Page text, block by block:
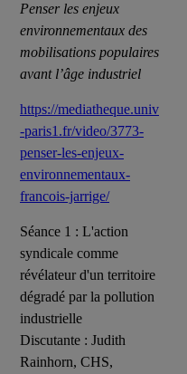
Penser les enjeux
environnementaux des
mobilisations populaires
avant l’âge industriel
https://mediatheque.univ
-paris1.fr/video/3773-
penser-les-enjeux-
environnementaux-
francois-jarrige/
Séance 1 : L'action
syndicale comme
révélateur d'un territoire
dégradé par la pollution
industrielle
Discutante : Judith
Rainhorn, CHS,